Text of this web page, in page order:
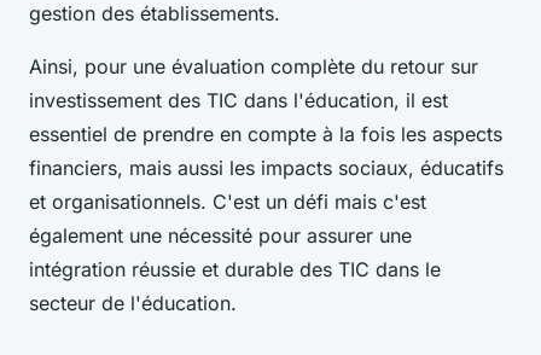
gestion des établissements.
Ainsi, pour une évaluation complète du retour sur
investissement des TIC dans l'éducation, il est
essentiel de prendre en compte à la fois les aspects
financiers, mais aussi les impacts sociaux, éducatifs
et organisationnels. C'est un défi mais c'est
également une nécessité pour assurer une
intégration réussie et durable des TIC dans le
secteur de l'éducation.